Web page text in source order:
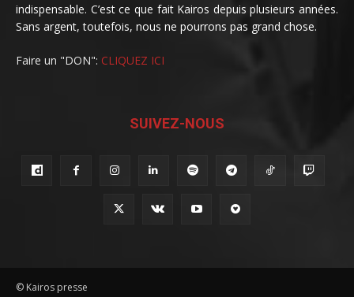
indispensable. C’est ce que fait Kairos depuis plusieurs années.
Sans argent, toutefois, nous ne pourrons pas grand chose.
Faire un "DON": CLIQUEZ ICI
SUIVEZ-NOUS
© Kairos presse